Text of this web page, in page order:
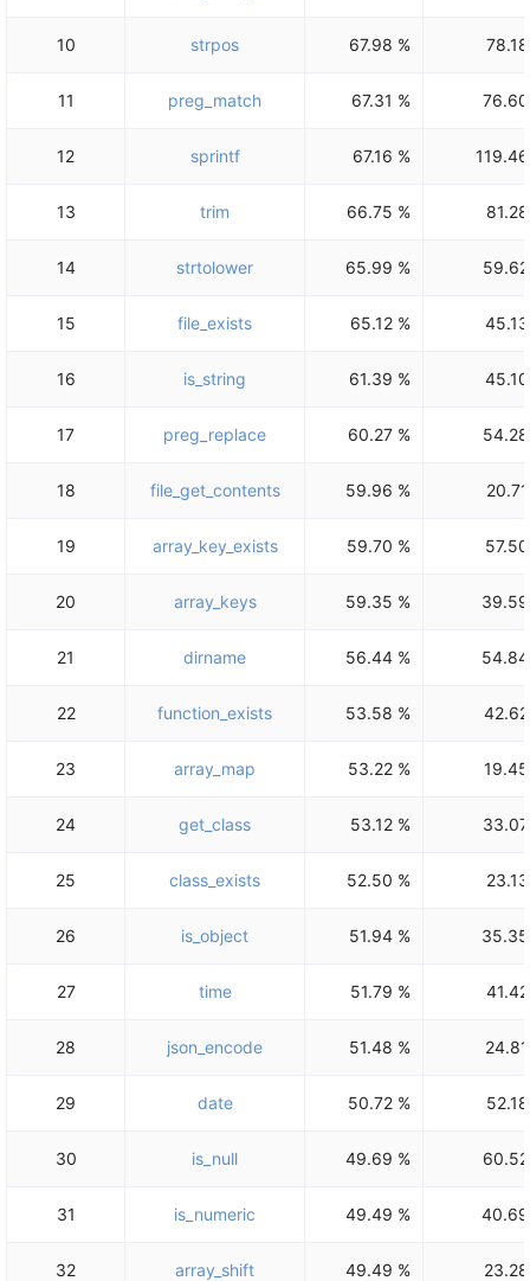
10 strpos 67.98 % 78.18
11 preg_match 67.31 % 76.60
12 sprintf 67.16 % 119.46
13 trim 66.75 % 81.28
14 strtolower 65.99 % 59.62
15 file_exists 65.12 % 45.13
16 is_string 61.39 % 45.10
17 preg_replace 60.27 % 54.28
18 file_get_contents 59.96 % 20.71
19 array_key_exists 59.70 % 57.50
20 array_keys 59.35 % 39.59
21 dirname 56.44 % 54.84
22 function_exists 53.58 % 42.62
23 array_map 53.22 % 19.45
24 get_class 53.12 % 33.07
25 class_exists 52.50 % 23.13
26 is_object 51.94 % 35.35
27 time 51.79 % 41.42
28 json_encode 51.48 % 24.81
29 date 50.72 % 52.18
30 is_null 49.69 % 60.52
31 is_numeric 49.49 % 40.69
32 array_shift 49.49 % 23.28